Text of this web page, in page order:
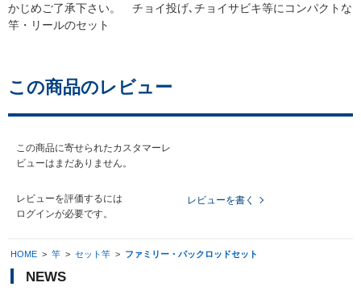
かじめご了承下さい。 チョイ投げ､チョイサビキ等にコンパクトな
竿・リールのセット
この商品のレビュー
この商品に寄せられたカスタマーレ
ビューはまだありません。
レビューを評価するには
ログインが必要です。
レビューを書く
HOME > 竿 > セット竿 > ファミリー・パックロッドセット
NEWS